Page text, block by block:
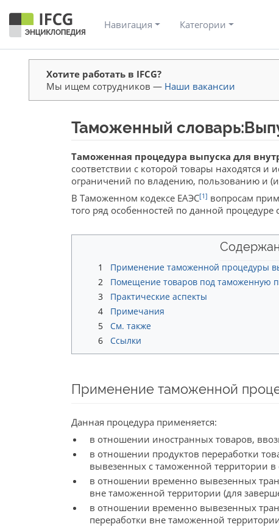
Навигация Категории
Хотите работать в IFCG?
Мы ищем сотрудников — Наши вакансии
Таможенный
Перейти к:навигация,поиск
Таможенная процедура выпуска для
соответствии с которой товары находятся и
ограничений по владению, пользованию и
В Таможенном кодексе ЕАЭС[1] вопросам
того ряд особенностей по данной
1
Применение таможенной процедуры
2
Помещение товаров под таможенную
3
Практические аспекты
4
Примечания
5
См. также
6
Ссылки
Применение таможенной
Данная процедура применяется:
в отношении иностранных товаров,
в отношении продуктов переработки
вывезенных с таможенной территории в
в отношении временно вывезенных
вне таможенной территории (для
в отношении временно вывезенных
переработки вне таможенной